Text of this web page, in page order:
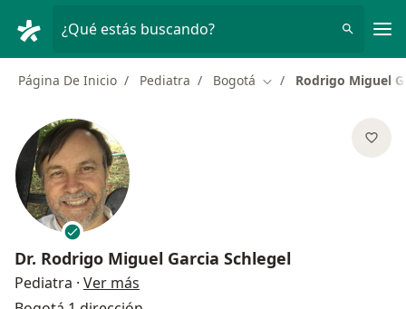
¿Qué estás buscando?
Página De Inicio Pediatra Bogotá Cambiar de ciudad
Rodrigo Miguel
Dr. Rodrigo Miguel Garcia Schlegel
Pediatra · Ver más